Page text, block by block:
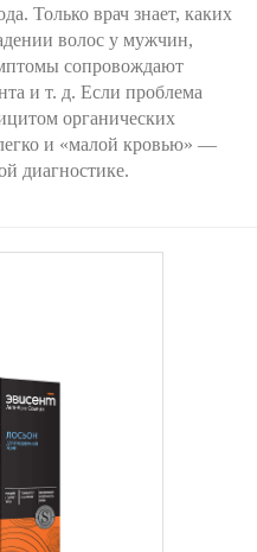
Только врач знает, каких
волос у мужчин,
сопровождают
и т. д. Если проблема
органических
и «малой кровью» —
диагностике.